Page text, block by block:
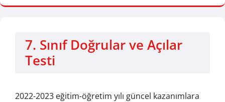
7. Sınıf Doğrular ve Açılar
Testi
2022-2023 eğitim-öğretim yılı güncel kazanımlara